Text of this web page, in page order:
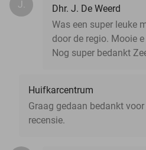
J.
Dhr. J. De Weerd
Was een super leuke
door de regio. Mooie
Nog super bedankt
Huifkarcentrum
Graag gedaan bedankt
recensie.